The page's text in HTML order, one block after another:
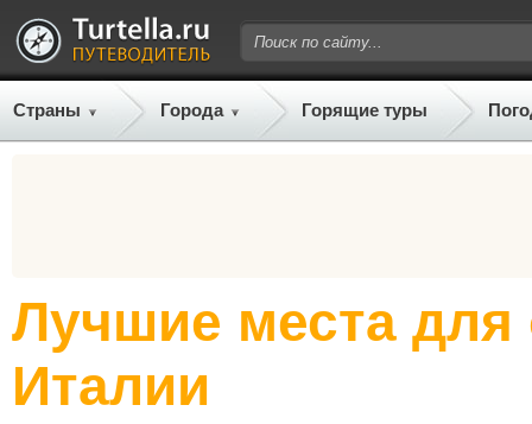
Страны Города Горящие туры
Лучшие места для
Италии